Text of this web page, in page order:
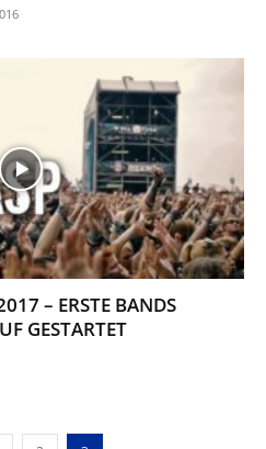
– ERSTE BANDS
GESTARTET